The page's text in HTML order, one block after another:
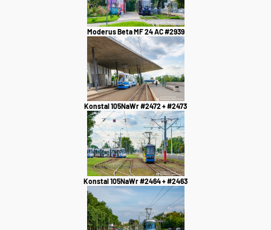
Moderus Beta MF 24 AC #2939
Konstal 105NaWr #2472 + #2473
Konstal 105NaWr #2464 + #2463